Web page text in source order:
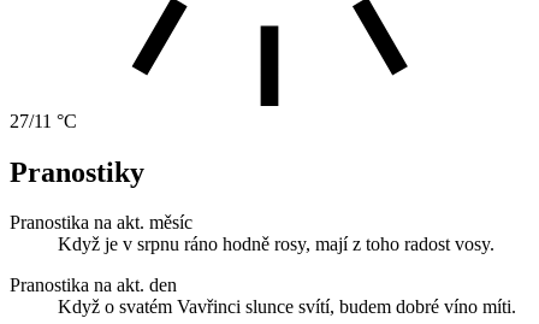
27/11 °C
Pranostiky
Pranostika na akt. měsíc
Když je v srpnu ráno hodně rosy, mají z toho radost vosy.
Pranostika na akt. den
Když o svatém Vavřinci slunce svítí, budem dobré víno míti.